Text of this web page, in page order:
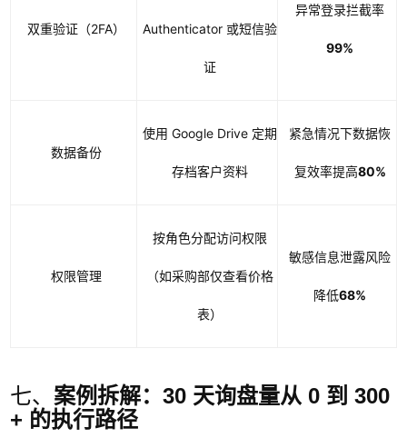
双重验证（2FA） Authenticator 或短信验
证
异常登录拦截率
99%
数据备份
使用 Google Drive 定期
存档客户资料
紧急情况下数据恢
复效率提高80%
权限管理
按角色分配访问权限
（如采购部仅查看价格
表）
敏感信息泄露风险
降低68%
七、 案例拆解：30 天询盘量从 0 到 300
+ 的执行路径